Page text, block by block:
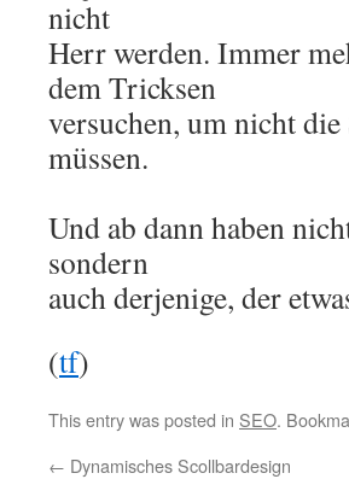
nicht
Herr werden. Immer
dem Tricksen
versuchen, um nicht
müssen.
Und ab dann haben
sondern
auch derjenige, der
(tf)
This entry was posted in SEO.
← Dynamisches Scollbardesign